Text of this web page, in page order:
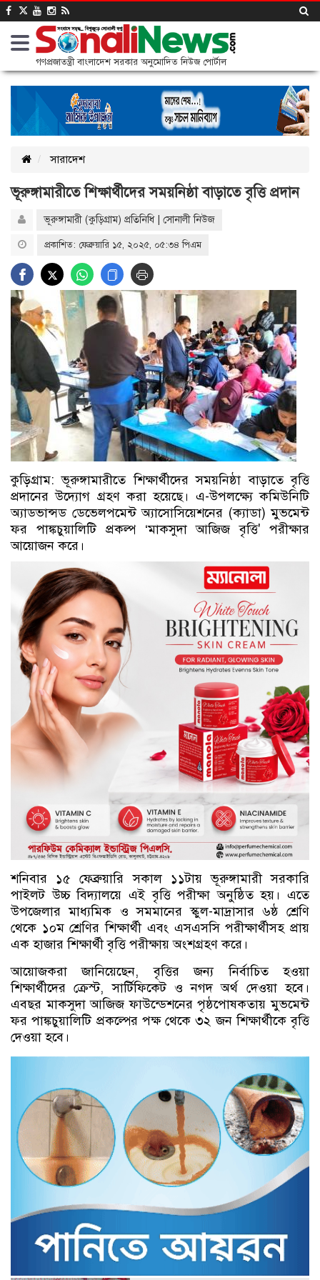
গণপ্রজাতন্ত্রী বাংলাদেশ সরকার অনুমোদিত নিউজ পোর্টাল
সারাদেশ
ভূরুঙ্গামারীতে শিক্ষার্থীদের সময়নিষ্ঠা বাড়াতে বৃত্তি প্রদান
ভূরুঙ্গামারী (কুড়িগ্রাম) প্রতিনিধি | সোনালী নিউজ
প্রকাশিত: ফেব্রুয়ারি ১৫, ২০২৫, ০৫:৩৪ পিএম
কুড়িগ্রাম: ভূরুঙ্গামারীতে শিক্ষার্থীদের সময়নিষ্ঠা বাড়াতে বৃত্তি
প্রদানের উদ্যোগ গ্রহণ করা হয়েছে। এ-উপলক্ষ্যে কমিউনিটি
অ্যাডভান্সড ডেভেলপমেন্ট অ্যাসোসিয়েশনের (ক্যাডা) মুভমেন্ট
ফর পাঙ্কচুয়ালিটি প্রকল্প ‘মাকসুদা আজিজ বৃত্তি' পরীক্ষার
আয়োজন করে।
শনিবার ১৫ ফেব্রুয়ারি সকাল ১১টায় ভূরুঙ্গামারী সরকারি
পাইলট উচ্চ বিদ্যালয়ে এই বৃত্তি পরীক্ষা অনুষ্ঠিত হয়। এতে
উপজেলার মাধ্যমিক ও সমমানের স্কুল-মাদ্রাসার ৬ষ্ঠ শ্রেণি
থেকে ১০ম শ্রেণির শিক্ষার্থী এবং এসএসসি পরীক্ষার্থীসহ প্রায়
এক হাজার শিক্ষার্থী বৃত্তি পরীক্ষায় অংশগ্রহণ করে।
আয়োজকরা জানিয়েছেন, বৃত্তির জন্য নির্বাচিত হওয়া
শিক্ষার্থীদের ক্রেস্ট, সার্টিফিকেট ও নগদ অর্থ দেওয়া হবে।
এবছর মাকসুদা আজিজ ফাউন্ডেশনের পৃষ্ঠপোষকতায় মুভমেন্ট
ফর পাঙ্কচুয়ালিটি প্রকল্পের পক্ষ থেকে ৩২ জন শিক্ষার্থীকে বৃত্তি
দেওয়া হবে।